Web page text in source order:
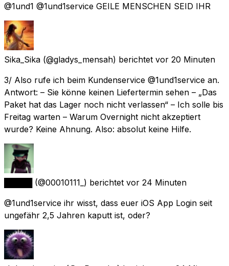
@1und1 @1und1service GEILE MENSCHEN SEID IHR
Sika_Sika (@gladys_mensah) berichtet vor 20 Minuten
3/ Also rufe ich beim Kundenservice @1und1service an.
Antwort: – Sie könne keinen Liefertermin sehen – „Das
Paket hat das Lager noch nicht verlassen“ – Ich solle bis
Freitag warten – Warum Overnight nicht akzeptiert
wurde? Keine Ahnung. Also: absolut keine Hilfe.
(@00010111_) berichtet vor 24 Minuten
@1und1service ihr wisst, dass euer iOS App Login seit
ungefähr 2,5 Jahren kaputt ist, oder?